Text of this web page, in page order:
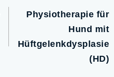
Physiotherapie für
Hund mit
Hüftgelenkdysplasie
(HD)